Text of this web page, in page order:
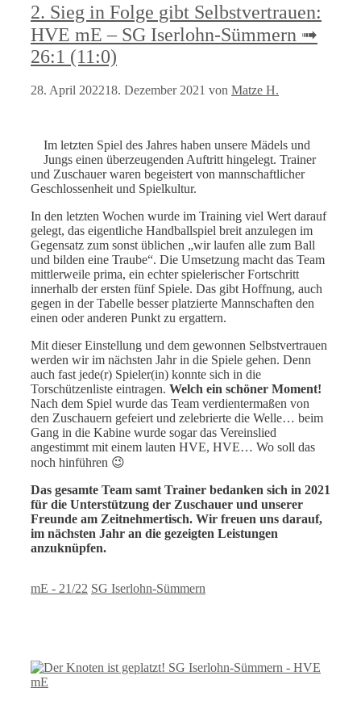
2. Sieg in Folge gibt Selbstvertrauen:
HVE mE – SG Iserlohn-Sümmern ➟
26:1 (11:0)
28. April 202218. Dezember 2021 von Matze H.
Im letzten Spiel des Jahres haben unsere Mädels und
Jungs einen überzeugenden Auftritt hingelegt. Trainer
und Zuschauer waren begeistert von mannschaftlicher
Geschlossenheit und Spielkultur.
In den letzten Wochen wurde im Training viel Wert darauf
gelegt, das eigentliche Handballspiel breit anzulegen im
Gegensatz zum sonst üblichen „wir laufen alle zum Ball
und bilden eine Traube“. Die Umsetzung macht das Team
mittlerweile prima, ein echter spielerischer Fortschritt
innerhalb der ersten fünf Spiele. Das gibt Hoffnung, auch
gegen in der Tabelle besser platzierte Mannschaften den
einen oder anderen Punkt zu ergattern.
Mit dieser Einstellung und dem gewonnen Selbstvertrauen
werden wir im nächsten Jahr in die Spiele gehen. Denn
auch fast jede(r) Spieler(in) konnte sich in die
Torschützenliste eintragen. Welch ein schöner Moment!
Nach dem Spiel wurde das Team verdientermaßen von
den Zuschauern gefeiert und zelebrierte die Welle… beim
Gang in die Kabine wurde sogar das Vereinslied
angestimmt mit einem lauten HVE, HVE… Wo soll das
noch hinführen 😉
Das gesamte Team samt Trainer bedanken sich in 2021
für die Unterstützung der Zuschauer und unserer
Freunde am Zeitnehmertisch. Wir freuen uns darauf,
im nächsten Jahr an die gezeigten Leistungen
anzuknüpfen.
Kategorien
mE - 21/22 Schlagwörter
SG Iserlohn-Sümmern